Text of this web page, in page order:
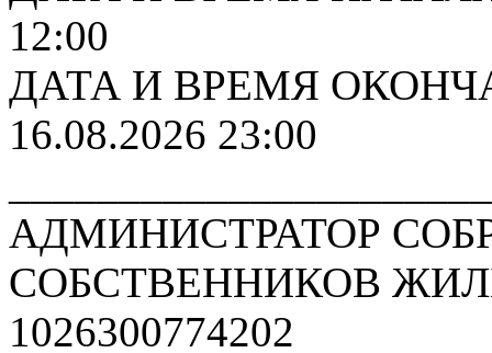
12:00
ДАТА И ВРЕМЯ
16.08.2026 23:00
АДМИНИСТРАТОР
СОБСТВЕННИКОВ
1026300774202